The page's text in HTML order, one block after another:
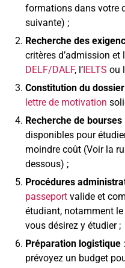
formations dans votre
suivante) ;
Recherche des
critères d’admission
DELF/DALF, l’IELTS ou
Constitution du
lettre de motivation
Recherche de bourses
disponibles pour
moindre coût (Voir la
dessous) ;
Procédures
passeport valide et
étudiant, notamment le
vous désirez y étudier ;
Préparation logistique
prévoyez un budget